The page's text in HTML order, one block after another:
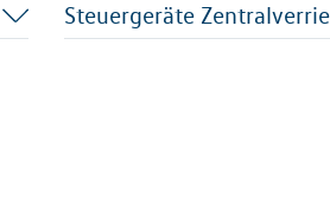
Steuergeräte